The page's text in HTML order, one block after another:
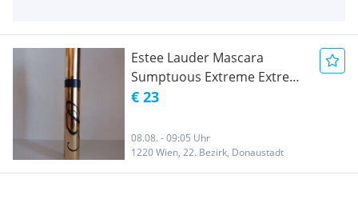
Estee Lauder Mascara
Sumptuous Extreme Extreme
Black Unbenutzt
€ 23
08.08. - 09:05 Uhr
1220 Wien, 22. Bezirk, Donaustadt